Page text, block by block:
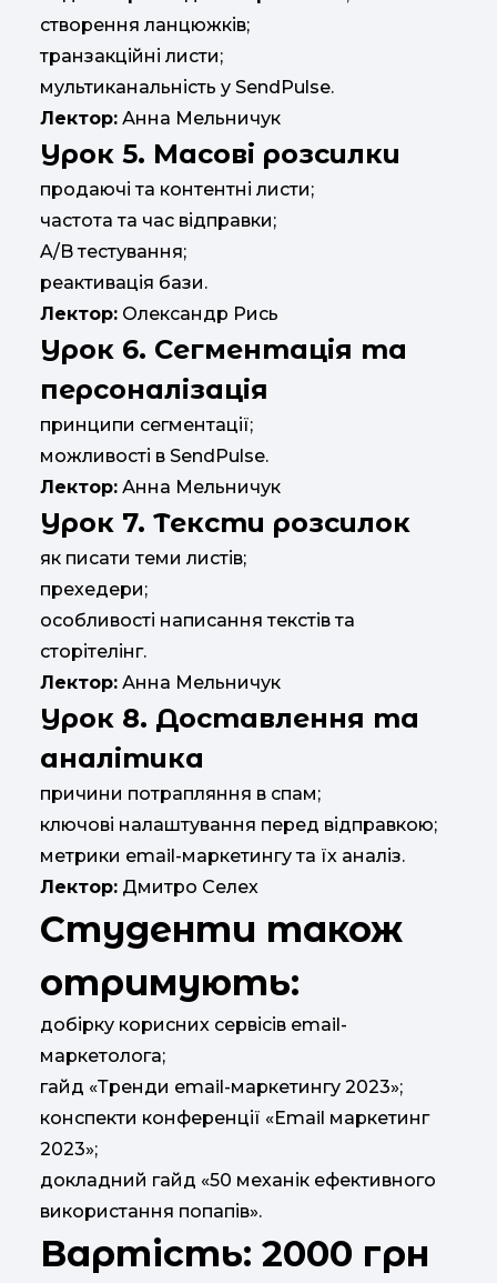
створення ланцюжків;
транзакційні листи;
мультиканальність у SendPulse.
Лектор: Анна Мельничук
Урок 5. Масові розсилки
продаючі та контентні листи;
частота та час відправки;
A/B тестування;
реактивація бази.
Лектор: Олександр Рись
Урок 6. Сегментація та
персоналізація
принципи сегментації;
можливості в SendPulse.
Лектор: Анна Мельничук
Урок 7. Тексти розсилок
як писати теми листів;
прехедери;
особливості написання текстів та
сторітелінг.
Лектор: Анна Мельничук
Урок 8. Доставлення та
аналітика
причини потрапляння в спам;
ключові налаштування перед відправкою;
метрики email-маркетингу та їх аналіз.
Лектор: Дмитро Селех
Студенти також
отримують:
добірку корисних сервісів email-
маркетолога;
гайд «Тренди email-маркетингу 2023»;
конспекти конференції «Email маркетинг
2023»;
докладний гайд «50 механік ефективного
використання попапів».
Вартість: 2000 грн